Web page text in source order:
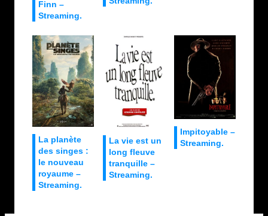
Finn –
Streaming.
La planète
des singes :
le nouveau
royaume –
Streaming.
La vie est un
long fleuve
tranquille –
Streaming.
Impitoyable –
Streaming.